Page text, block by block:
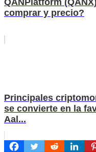
comprar y precio?
Principales
se convierte en la
Aal...